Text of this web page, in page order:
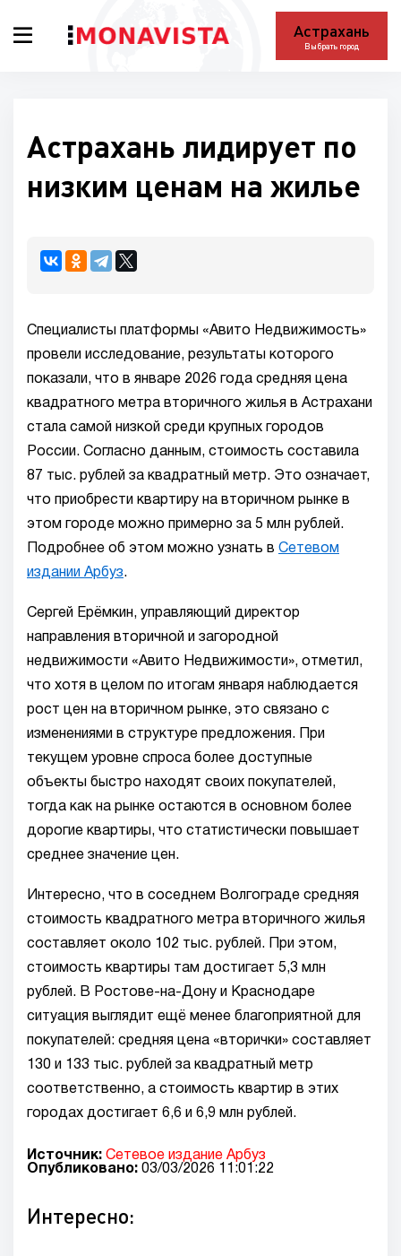
Астрахань
Выбрать город
Астрахань лидирует по
низким ценам на жилье
Специалисты платформы «Авито Недвижимость»
провели исследование, результаты которого
показали, что в январе 2026 года средняя цена
квадратного метра вторичного жилья в Астрахани
стала самой низкой среди крупных городов
России. Согласно данным, стоимость составила
87 тыс. рублей за квадратный метр. Это означает,
что приобрести квартиру на вторичном рынке в
этом городе можно примерно за 5 млн рублей.
Подробнее об этом можно узнать в Сетевом
издании Арбуз.
Сергей Ерёмкин, управляющий директор
направления вторичной и загородной
недвижимости «Авито Недвижимости», отметил,
что хотя в целом по итогам января наблюдается
рост цен на вторичном рынке, это связано с
изменениями в структуре предложения. При
текущем уровне спроса более доступные
объекты быстро находят своих покупателей,
тогда как на рынке остаются в основном более
дорогие квартиры, что статистически повышает
среднее значение цен.
Интересно, что в соседнем Волгограде средняя
стоимость квадратного метра вторичного жилья
составляет около 102 тыс. рублей. При этом,
стоимость квартиры там достигает 5,3 млн
рублей. В Ростове-на-Дону и Краснодаре
ситуация выглядит ещё менее благоприятной для
покупателей: средняя цена «вторички» составляет
130 и 133 тыс. рублей за квадратный метр
соответственно, а стоимость квартир в этих
городах достигает 6,6 и 6,9 млн рублей.
Источник: Сетевое издание Арбуз
Опубликовано: 03/03/2026 11:01:22
Интересно: